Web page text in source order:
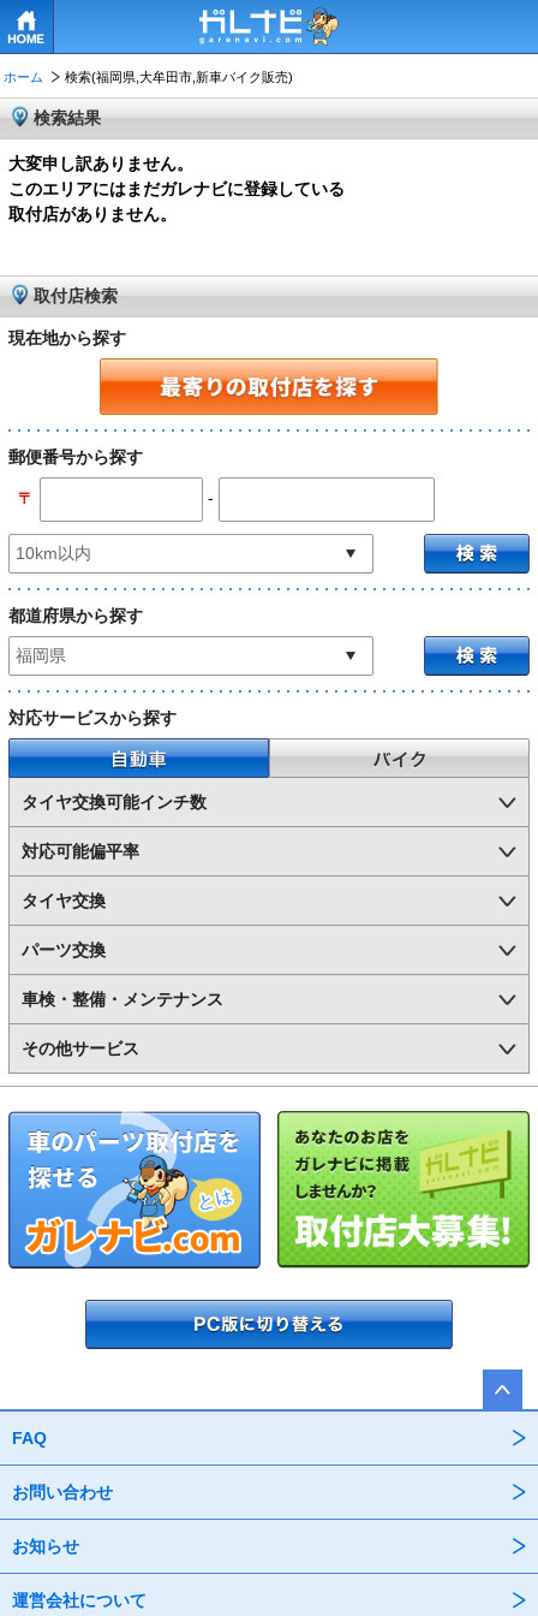
ホーム 検索(福岡県,大牟田市,新車バイク販売)
検索結果
大変申し訳ありません。
このエリアにはまだガレナビに登録している
取付店がありません。
取付店検索
現在地から探す
郵便番号から探す
〒 -
都道府県から探す
対応サービスから探す
自動車
タイヤ交換可能インチ数
対応可能偏平率
タイヤ交換
パーツ交換
車検・整備・メンテナンス
その他サービス
FAQ
お問い合わせ
お知らせ
運営会社について